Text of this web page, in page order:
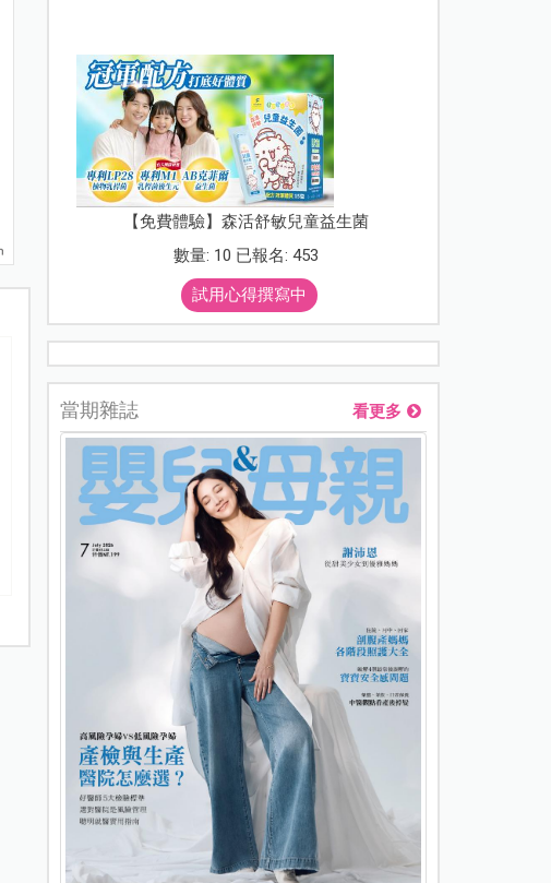
【免費體驗】森活舒敏兒童益生菌
數量: 10 已報名: 453
試用心得撰寫中
當期雜誌 看更多